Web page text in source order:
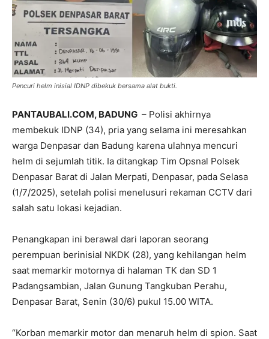
Pencuri helm inisial IDNP dibekuk bersama alat bukti.
PANTAUBALI.COM, BADUNG – Polisi akhirnya
membekuk IDNP (34), pria yang selama ini meresahkan
warga Denpasar dan Badung karena ulahnya mencuri
helm di sejumlah titik. Ia ditangkap Tim Opsnal Polsek
Denpasar Barat di Jalan Merpati, Denpasar, pada Selasa
(1/7/2025), setelah polisi menelusuri rekaman CCTV dari
salah satu lokasi kejadian.
Penangkapan ini berawal dari laporan seorang
perempuan berinisial NKDK (28), yang kehilangan helm
saat memarkir motornya di halaman TK dan SD 1
Padangsambian, Jalan Gunung Tangkuban Perahu,
Denpasar Barat, Senin (30/6) pukul 15.00 WITA.
“Korban memarkir motor dan menaruh helm di spion. Saat